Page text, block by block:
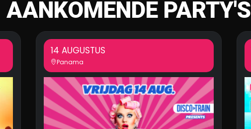
AANKOMENDE PARTY'S
14 AUGUSTUS
Panama